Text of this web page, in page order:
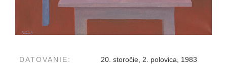
DATOVANIE: 20. storočie, 2. polovica, 1983